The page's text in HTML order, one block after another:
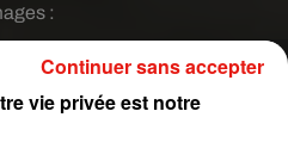
:
vie privée est notre
Continuer sans accepter